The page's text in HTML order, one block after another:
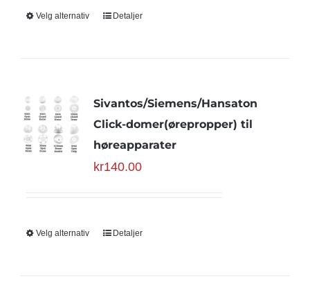
Velg alternativ Detaljer
Sivantos/Siemens/Hansaton
Click-domer(ørepropper) til
høreapparater
kr140.00
Velg alternativ Detaljer